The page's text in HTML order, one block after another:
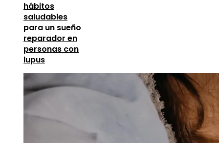
hábitos
saludables
para un sueño
reparador en
personas con
lupus